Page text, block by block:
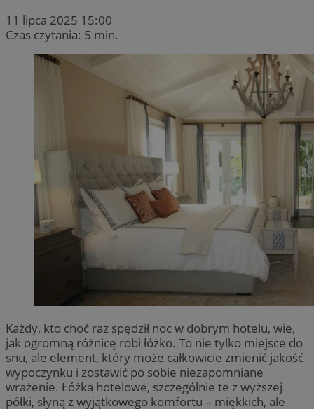
11 lipca 2025 15:00
Czas czytania: 5 min.
Każdy, kto choć raz spędził noc w dobrym hotelu, wie,
jak ogromną różnicę robi łóżko. To nie tylko miejsce do
snu, ale element, który może całkowicie zmienić jakość
wypoczynku i zostawić po sobie niezapomniane
wrażenie. Łóżka hotelowe, szczególnie te z wyższej
półki, słyną z wyjątkowego komfortu – miękkich, ale